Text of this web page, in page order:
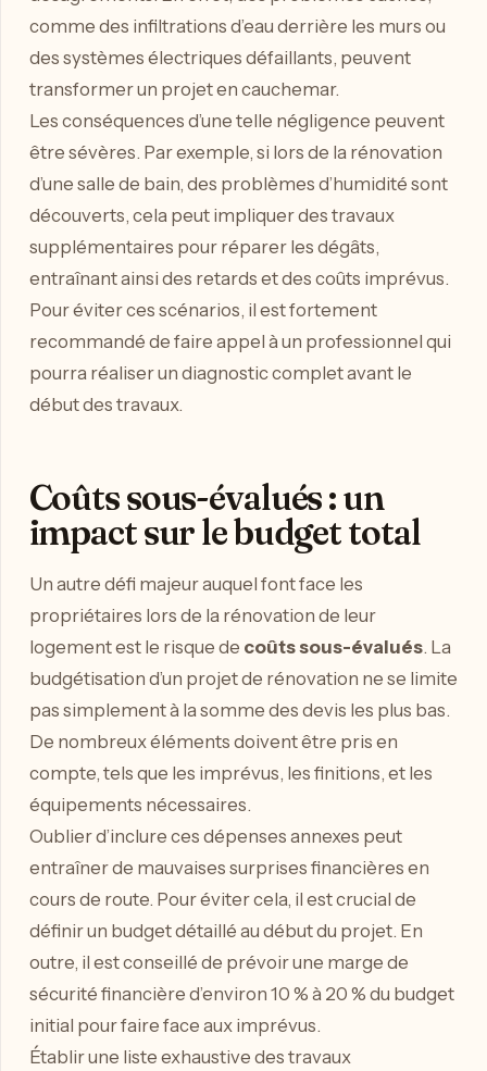
comme des infiltrations d’eau derrière les murs ou
des systèmes électriques défaillants, peuvent
transformer un projet en cauchemar.
Les conséquences d’une telle négligence peuvent
être sévères. Par exemple, si lors de la rénovation
d’une salle de bain, des problèmes d’humidité sont
découverts, cela peut impliquer des travaux
supplémentaires pour réparer les dégâts,
entraînant ainsi des retards et des coûts imprévus.
Pour éviter ces scénarios, il est fortement
recommandé de faire appel à un professionnel qui
pourra réaliser un diagnostic complet avant le
début des travaux.
Coûts sous-évalués : un
impact sur le budget total
Un autre défi majeur auquel font face les
propriétaires lors de la rénovation de leur
logement est le risque de coûts sous-évalués. La
budgétisation d’un projet de rénovation ne se limite
pas simplement à la somme des devis les plus bas.
De nombreux éléments doivent être pris en
compte, tels que les imprévus, les finitions, et les
équipements nécessaires.
Oublier d’inclure ces dépenses annexes peut
entraîner de mauvaises surprises financières en
cours de route. Pour éviter cela, il est crucial de
définir un budget détaillé au début du projet. En
outre, il est conseillé de prévoir une marge de
sécurité financière d’environ 10 % à 20 % du budget
initial pour faire face aux imprévus.
Établir une liste exhaustive des travaux